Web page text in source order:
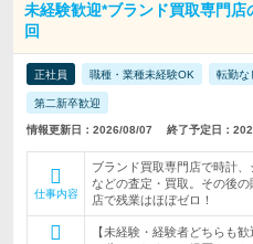
未経験歓迎*ブランド買取専門
回
正社員 職種・業種未経験OK 転勤な
第二新卒歓迎
情報更新日：2026/08/07 終了予定日：
仕事内容
ブランド買取専門店で時計
などの査定・買取。その後
店で残業はほぼゼロ！
【未経験・経験者どちらも